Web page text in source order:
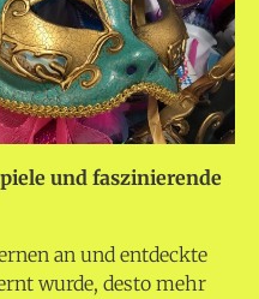
und faszinierende
an und entdeckte
wurde, desto mehr